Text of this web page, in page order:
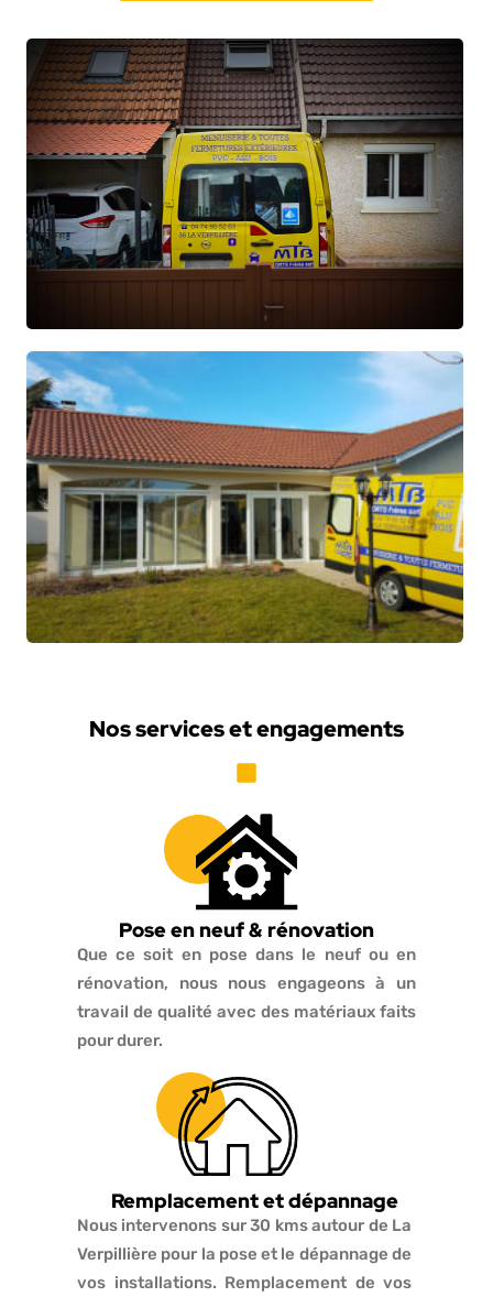
Nos services et engagements
Pose en neuf & rénovation
Que ce soit en pose dans le neuf ou en
rénovation, nous nous engageons à un
travail de qualité avec des matériaux faits
pour durer.
Remplacement et dépannage
Nous intervenons sur 30 kms autour de La
Verpillière pour la pose et le dépannage de
vos installations. Remplacement de vos